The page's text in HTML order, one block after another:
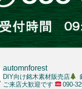
automnforest
DIY向け銘木素材販売店
ご来店大歓迎です
090-